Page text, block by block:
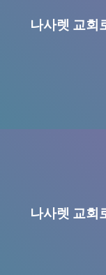
나사렛 교회
나사렛 교회